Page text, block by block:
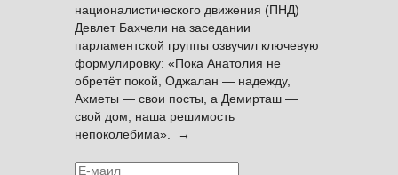
националистического движения (ПНД)
Девлет Бахчели на заседании
парламентской группы озвучил ключевую
формулировку: «Пока Анатолия не
обретёт покой, Оджалан — надежду,
Ахметы — свои посты, а Демирташ —
свой дом, наша решимость
непоколебима». →